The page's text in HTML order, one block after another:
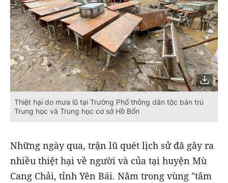
Thiệt hại do mưa lũ tại Trường Phổ thông dân tộc bán trú
Trung học và Trung học cơ sở Hồ Bốn
Những ngày qua, trận lũ quét lịch sử đã gây ra
nhiều thiệt hại về người và của tại huyện Mù
Cang Chải, tỉnh Yên Bái. Nằm trong vùng "tâm